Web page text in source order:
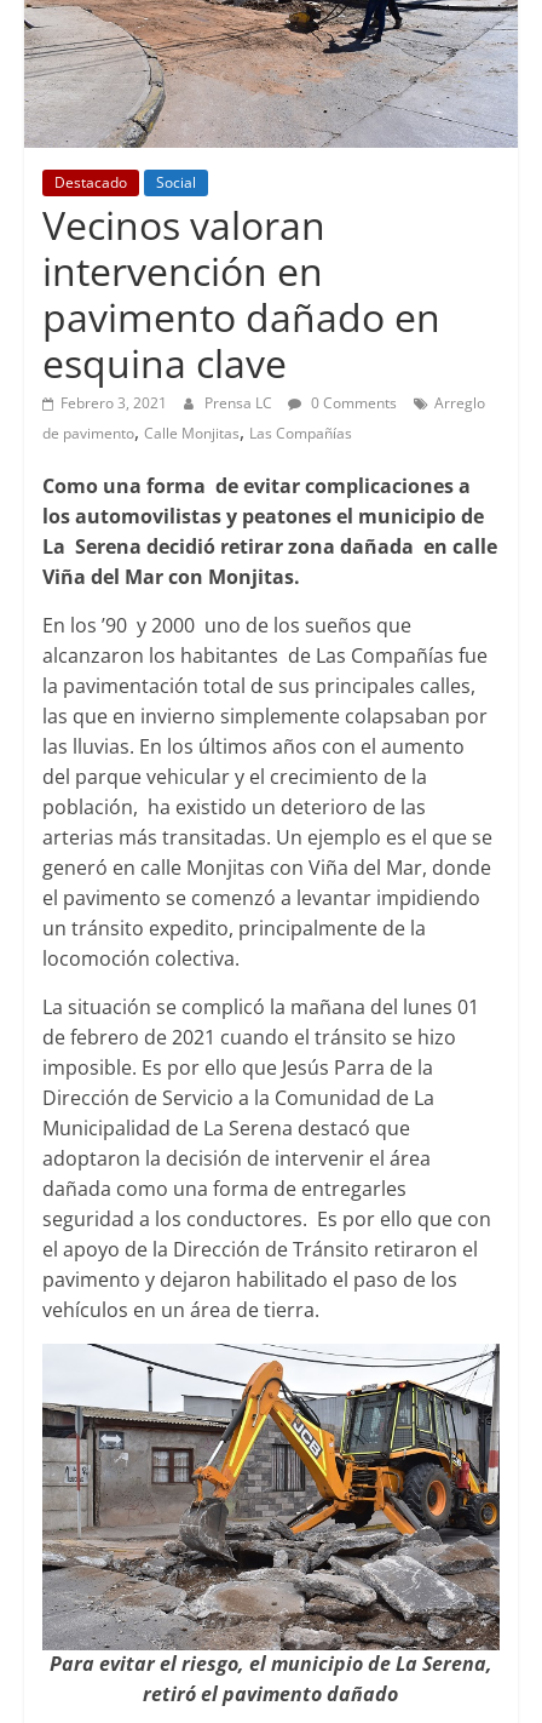
Destacado Social
Vecinos valoran
intervención en
pavimento dañado en
esquina clave
Febrero 3, 2021 Prensa LC 0 Comments
Arreglo
de pavimento, Calle Monjitas, Las Compañías
Como una forma de evitar complicaciones a
los automovilistas y peatones el municipio de
La Serena decidió retirar zona dañada en calle
Viña del Mar con Monjitas.
En los ’90 y 2000 uno de los sueños que
alcanzaron los habitantes de Las Compañías fue
la pavimentación total de sus principales calles,
las que en invierno simplemente colapsaban por
las lluvias. En los últimos años con el aumento
del parque vehicular y el crecimiento de la
población, ha existido un deterioro de las
arterias más transitadas. Un ejemplo es el que se
generó en calle Monjitas con Viña del Mar, donde
el pavimento se comenzó a levantar impidiendo
un tránsito expedito, principalmente de la
locomoción colectiva.
La situación se complicó la mañana del lunes 01
de febrero de 2021 cuando el tránsito se hizo
imposible. Es por ello que Jesús Parra de la
Dirección de Servicio a la Comunidad de La
Municipalidad de La Serena destacó que
adoptaron la decisión de intervenir el área
dañada como una forma de entregarles
seguridad a los conductores. Es por ello que con
el apoyo de la Dirección de Tránsito retiraron el
pavimento y dejaron habilitado el paso de los
vehículos en un área de tierra.
Para evitar el riesgo, el municipio de La Serena,
retiró el pavimento dañado